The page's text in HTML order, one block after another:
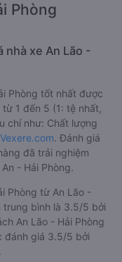
Phòng
nhà xe An Lão -
Phòng tốt nhất được
1 đến 5 (1: tệ nhất,
chí như: Chất lượng
Vexere.com. Đánh giá
đã trải nghiệm
- Hải Phòng.
Phòng từ An Lão -
trung bình là 3.5/5 bởi
An Lão - Hải Phòng
đánh giá 3.5/5 bởi